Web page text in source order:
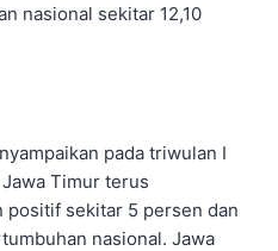
nasional sekitar 12,10
pada triwulan I
Timur terus
sekitar 5 persen dan
nasional. Jawa